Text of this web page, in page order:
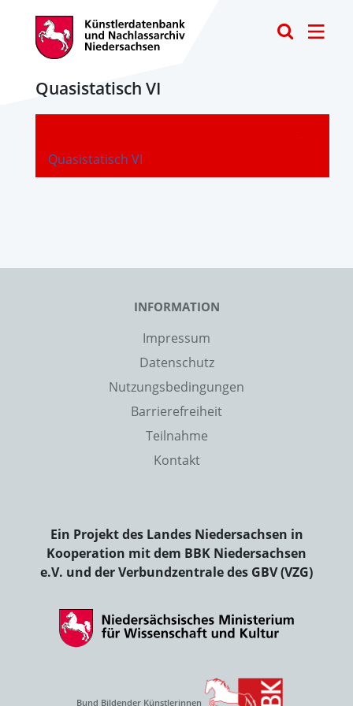
Quasistatisch VI
Quasistatisch VI
-
INFORMATION
Impressum
Datenschutz
Nutzungsbedingungen
Barrierefreiheit
Teilnahme
Kontakt
Ein Projekt des Landes Niedersachsen in
Kooperation mit dem BBK Niedersachsen
e.V. und der Verbundzentrale des GBV (VZG)
Bund Bildender Künstlerinnen